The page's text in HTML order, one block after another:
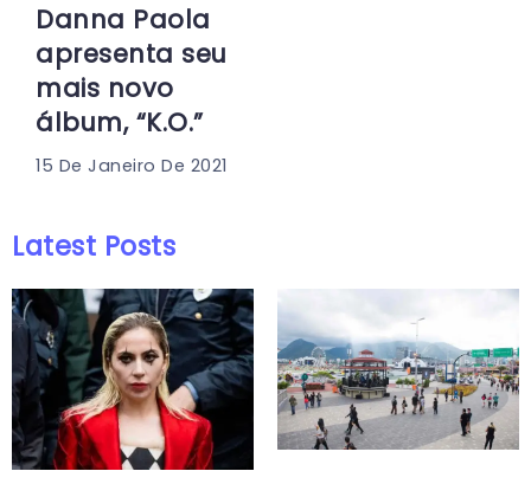
Danna Paola
apresenta seu
mais novo
álbum, “K.O.”
15 De Janeiro De 2021
Latest Posts